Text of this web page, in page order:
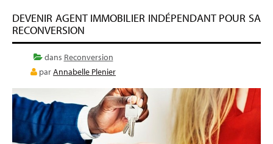
FORMATIONS
E-LEARNING
BLOG
DEVENIR AGENT IMMOBILIER INDÉPENDANT POUR SA
RECONVERSION
dans Reconversion
parAnnabelle Plenier